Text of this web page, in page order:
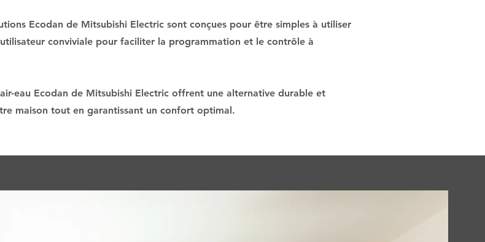
Ecodan de Mitsubishi Electric sont conçues pour être simples à utiliser
conviviale pour faciliter la programmation et le contrôle à
eau Ecodan de Mitsubishi Electric offrent une alternative durable et
maison tout en garantissant un confort optimal.